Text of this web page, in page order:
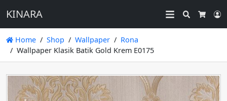
KINARA
Search
Home Shop Wallpaper
Rona
Wallpaper Klasik Batik Gold Krem E0175